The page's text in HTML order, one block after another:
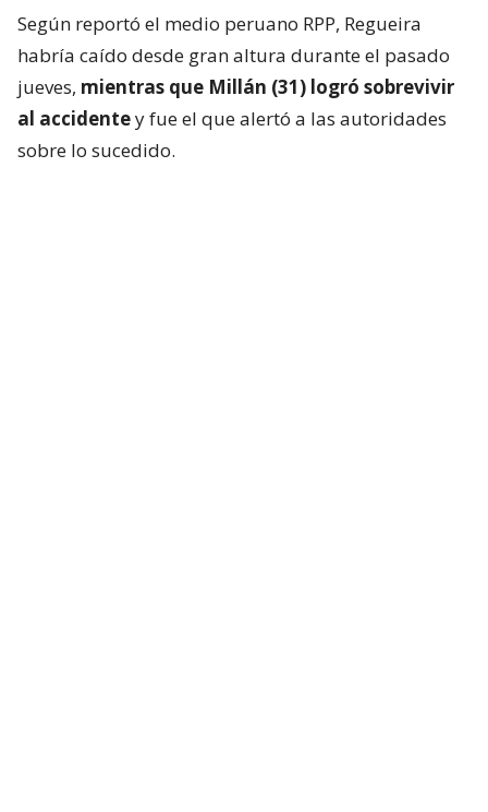
Según reportó el medio peruano RPP, Regueira
habría caído desde gran altura durante el pasado
jueves, mientras que Millán (31) logró sobrevivir
al accidentey fue el que alertó a las autoridades
sobre lo sucedido.